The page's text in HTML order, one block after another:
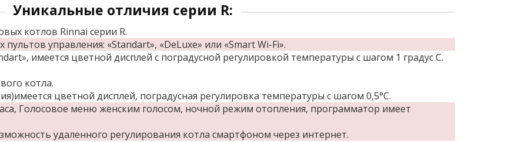
Уникальные отличия серии R:
котлов Rinnai серии R.
управления: «Standart», «DeLuxe» или «Smart Wi-Fi».
имеется цветной дисплей с поградусной регулировкой температуры с шагом 1 градус С.
котла.
цветной дисплей, поградусная регулировка температуры с шагом 0,5°С.
Голосовое меню женским голосом, ночной режим отопления, программатор имеет
удаленного регулирования котла смартфоном через интернет.